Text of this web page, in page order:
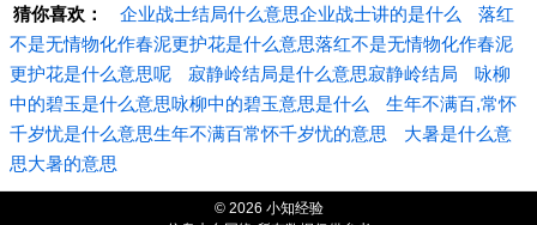
猜你喜欢： 企业战士结局什么意思企业战士讲的是什么
落红
不是无情物化作春泥更护花是什么意思落红不是无情物化作春泥
更护花是什么意思呢
寂静岭结局是什么意思寂静岭结局
咏柳
中的碧玉是什么意思咏柳中的碧玉意思是什么
生年不满百,常怀
千岁忧是什么意思生年不满百常怀千岁忧的意思
大暑是什么意
思大暑的意思
© 2026 小知经验